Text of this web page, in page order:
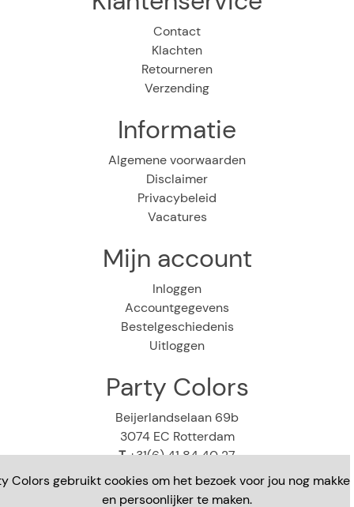
Colors gebruikt cookies om het bezoek voor jou nog
en persoonlijker te maken.
Contact
Klachten
Retourneren
Verzending
Informatie
Algemene voorwaarden
Disclaimer
Privacybeleid
Vacatures
Mijn account
Inloggen
Accountgegevens
Bestelgeschiedenis
Uitloggen
Party Colors
Beijerlandselaan 69b
3074 EC Rotterdam
T+31(6) 41 84 40 27
webshop@partycolors.nl